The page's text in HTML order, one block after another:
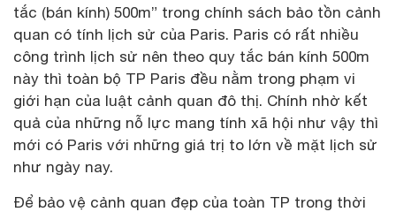
tắc (bán kính) 500m” trong chính sách bảo tồn cảnh
quan có tính lịch sử của Paris. Paris có rất nhiều
công trình lịch sử nên theo quy tắc bán kính 500m
này thì toàn bộ TP Paris đều nằm trong phạm vi
giới hạn của luật cảnh quan đô thị. Chính nhờ kết
quả của những nỗ lực mang tính xã hội như vậy thì
mới có Paris với những giá trị to lớn về mặt lịch sử
như ngày nay.
Để bảo vệ cảnh quan đẹp của toàn TP trong thời